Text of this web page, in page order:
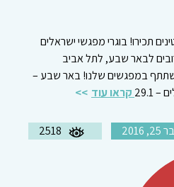
תכירו! בוגרי מפגשי ישראלים
לבאר שבע, לתל אביב
במפגשים שלנו! באר שבע –
קראו עוד
2518